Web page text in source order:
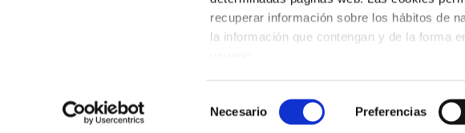
recuperar información sobre los hábitos de
la información que contengan y de la forma
1. En función del propietario de la cookie:
Cookies propias: Son aquéllas que se
Necesario Preferencias
Avd.Comarques Pais Valencià, 39
info@fovasa.com